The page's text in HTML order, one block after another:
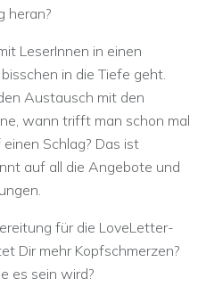
heran?
LeserInnen in einen
in die Tiefe geht.
Austausch mit den
wann trifft man schon mal
Schlag? Das ist
auf all die Angebote und
für die LoveLetter-
Dir mehr Kopfschmerzen?
es sein wird?